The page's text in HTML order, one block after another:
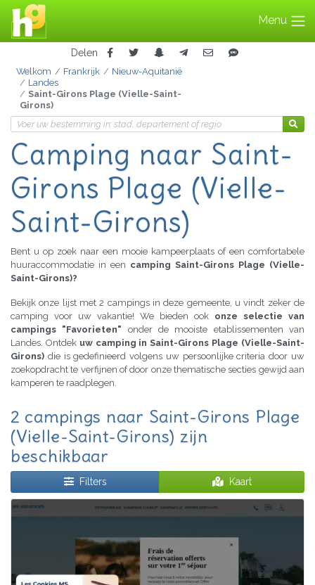
Menu
Delen
Welkom Frankrijk
Nieuw-Aquitanië
Landes
Saint-Girons Plage (Vielle-Saint-
Girons)
Camping naar Saint-
Girons Plage (Vielle-
Saint-Girons)
Bent u op zoek naar een mooie kampeerplaats of een comfortabele
huuraccommodatie in een camping Saint-Girons Plage (Vielle-
Saint-Girons)?
Bekijk onze lijst met 2 campings in deze gemeente, u vindt zeker de
camping voor uw vakantie! We bieden ook onze selectie van
campings "Favorieten" onder de mooiste etablissementen van
Landes. Ontdek uw camping in Saint-Girons Plage (Vielle-Saint-
Girons) die is gedefinieerd volgens uw persoonlijke criteria door uw
zoekopdracht te verfijnen of door onze thematische secties gewijd aan
kamperen te raadplegen.
2 campings naar Saint-Girons Plage
(Vielle-Saint-Girons) zijn
beschikbaar
Filters Kaart